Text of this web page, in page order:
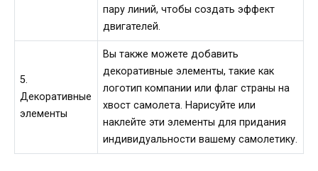
пару линий, чтобы создать эффект
двигателей.
5.
Декоративные
элементы
Вы также можете добавить
декоративные элементы, такие как
логотип компании или флаг страны на
хвост самолета. Нарисуйте или
наклейте эти элементы для придания
индивидуальности вашему самолетику.